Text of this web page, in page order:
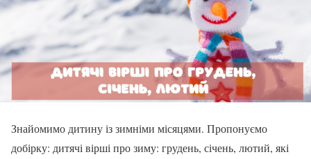
Знайомимо дитину із зимніми місяцями. Пропонуємо
добірку: дитячі вірші про зиму: грудень, січень, лютий, які